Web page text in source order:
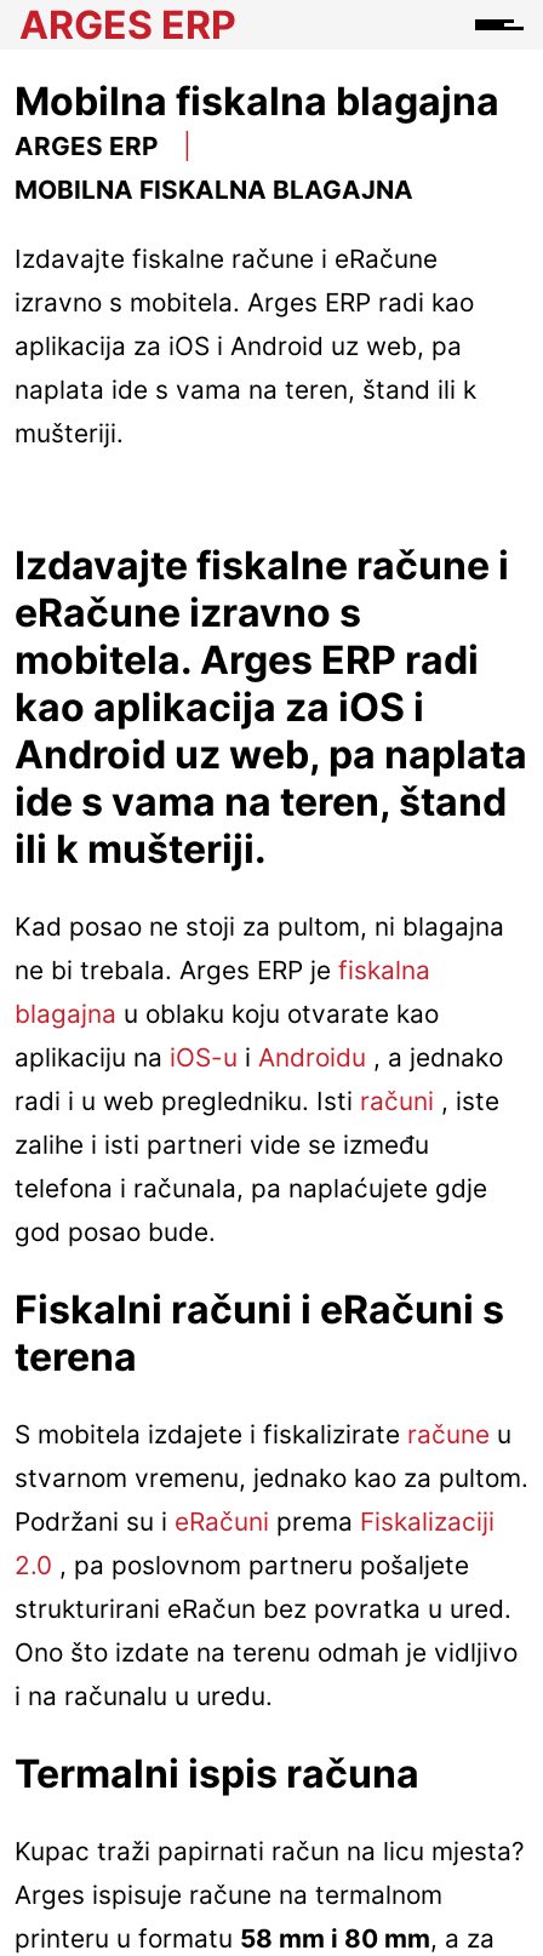
ARGES ERP
Mobilna fiskalna blagajna
ARGES ERP
MOBILNA FISKALNA BLAGAJNA
Izdavajte fiskalne račune i eRačune
izravno s mobitela. Arges ERP radi kao
aplikacija za iOS i Android uz web, pa
naplata ide s vama na teren, štand ili k
mušteriji.
Izdavajte fiskalne račune i
eRačune izravno s
mobitela. Arges ERP radi
kao aplikacija za iOS i
Android uz web, pa naplata
ide s vama na teren, štand
ili k mušteriji.
Kad posao ne stoji za pultom, ni blagajna
ne bi trebala. Arges ERP je fiskalna
blagajna u oblaku koju otvarate kao
aplikaciju na iOS-u i Androidu , a jednako
radi i u web pregledniku. Isti računi , iste
zalihe i isti partneri vide se između
telefona i računala, pa naplaćujete gdje
god posao bude.
Fiskalni računi i eRačuni s
terena
S mobitela izdajete i fiskalizirate račune u
stvarnom vremenu, jednako kao za pultom.
Podržani su i eRačuni prema Fiskalizaciji
2.0 , pa poslovnom partneru pošaljete
strukturirani eRačun bez povratka u ured.
Ono što izdate na terenu odmah je vidljivo
i na računalu u uredu.
Termalni ispis računa
Kupac traži papirnati račun na licu mjesta?
Arges ispisuje račune na termalnom
printeru u formatu 58 mm i 80 mm, a za